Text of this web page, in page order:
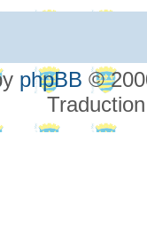
phpBB ©